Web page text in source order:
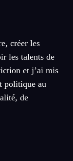
créer les
les talents de
et j’ai mis
politique au
de